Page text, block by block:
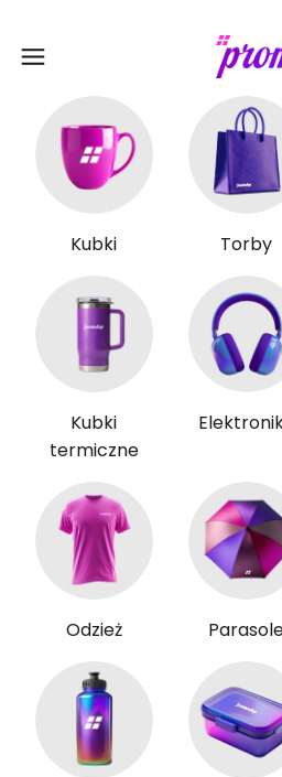
Kubki Torby
Kubki
termiczne
Odzież